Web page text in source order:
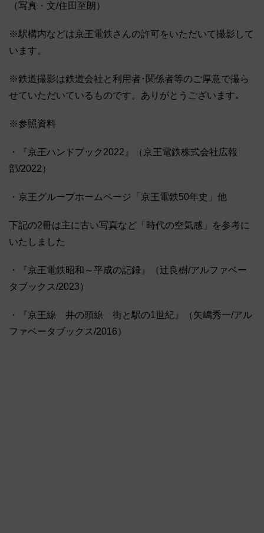
（写真・文/住田至朗）
※駅構内などは京王電鉄さんの許可をいただいて撮影して
います。
※鉄道撮影は鉄道会社と利用者･関係者等のご厚意で撮ら
せていただいているものです。ありがとうございます｡
※参照資料
・『京王ハンドブック2022』（京王電鉄株式会社広報
部/2022）
・京王グループホームページ「京王電鉄50年史」他
下記の2冊は主に古い写真など「時代の空気感」を参考に
いたしました
・『京王電鉄昭和～平成の記録』（辻良樹/アルファベー
タブックス/2023）
・『京王線 井の頭線 街と駅の1世紀』（矢嶋秀一/アル
ファベータブックス/2016）